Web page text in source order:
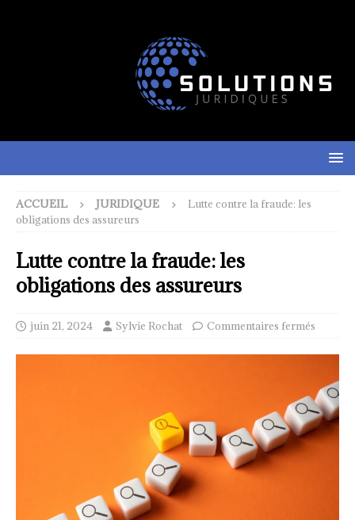
ACCUEIL JURIDIQUE
Lutte contre la fraude: les
obligations des assureurs
Lutte contre la fraude: les
obligations des assureurs
juin 21, 2024 Sylvie Rochat Commentaires fermés